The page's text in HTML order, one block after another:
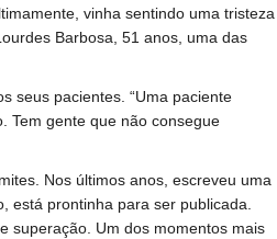
vinha sentindo uma tristeza
Barbosa, 51 anos, uma das
seus pacientes. “Uma paciente
Tem gente que não consegue
Nos últimos anos, escreveu uma
está prontinha para ser publicada.
superação. Um dos momentos mais